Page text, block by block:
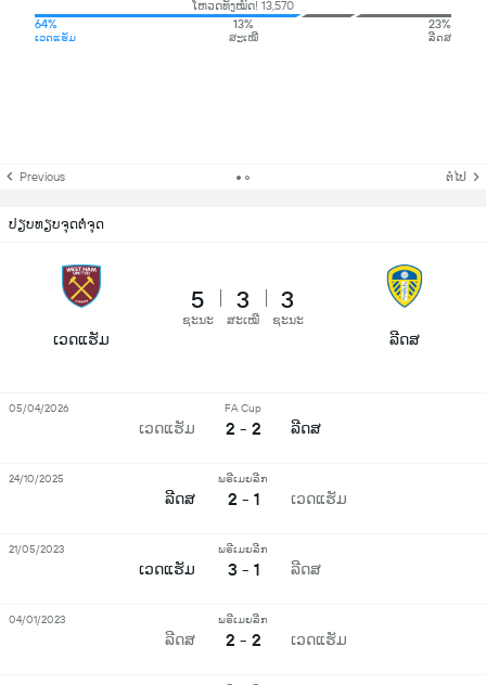
ໂຫວດທັງໝົດ! 13,570
64%
ເວດແຮັມ
13%
ສະເໝີ
23%
ລີດສ
Previous ຕໍ່ໄປ
ປຽບທຽບຈຸດຕໍ່ຈຸດ
ເວດແຮັມ
5
ຊະນະ
3
ສະເໝີ
3
ຊະນະ
ລີດສ
ເວດແຮັມ
FA Cup
2 - 2 ລີດສ
05/04/2026
ລີດສ
ພຣີເມຍລີກ
2 - 1 ເວດແຮັມ
24/10/2025
ເວດແຮັມ
ພຣີເມຍລີກ
3 - 1 ລີດສ
21/05/2023
ລີດສ
ພຣີເມຍລີກ
2 - 2 ເວດແຮັມ
04/01/2023